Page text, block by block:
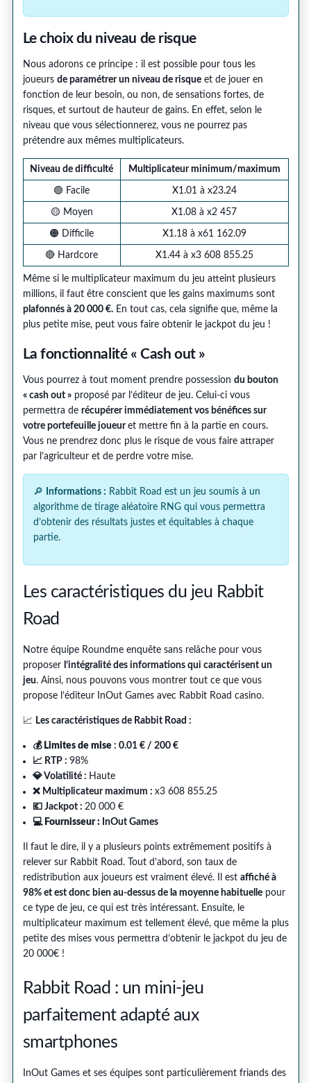
Le choix du niveau de risque
Nous adorons ce principe : il est possible pour tous les
joueurs de paramétrer un niveau de risqueet de jouer en
fonction de leur besoin, ou non, de sensations fortes, de
risques, et surtout de hauteur de gains. En effet, selon le
niveau que vous sélectionnerez, vous ne pourrez pas
prétendre aux mêmes multiplicateurs.
Niveau de difficulté Multiplicateur minimum/maximum
🟢 Facile X1.01 à x23.24
🟡 Moyen X1.08 à x2 457
🟠 Difficile X1.18 à x61 162.09
🔴 Hardcore X1.44 à x3 608 855.25
Même si le multiplicateur maximum du jeu atteint plusieurs
millions, il faut être conscient que les gains maximums sont
plafonnés à 20 000 €.En tout cas, cela signifie que, même la
plus petite mise, peut vous faire obtenir le jackpot du jeu !
La fonctionnalité « Cash out »
Vous pourrez à tout moment prendre possession du bouton
« cash out »proposé par l’éditeur de jeu. Celui-ci vous
permettra de récupérer immédiatement vos bénéfices sur
votre portefeuille joueuret mettre fin à la partie en cours.
Vous ne prendrez donc plus le risque de vous faire attraper
par l’agriculteur et de perdre votre mise.
🔎 Informations : Rabbit Road est un jeu soumis à un
algorithme de tirage aléatoire RNG qui vous permettra
d’obtenir des résultats justes et équitables à chaque
partie.
Les caractéristiques du jeu Rabbit
Road
Notre équipe Roundme enquête sans relâche pour vous
proposer l’intégralité des informations qui caractérisent un
jeu. Ainsi, nous pouvons vous montrer tout ce que vous
propose l’éditeur InOut Games avec Rabbit Road casino.
📈 Les caractéristiques de Rabbit Road :
💰 Limites de mise : 0.01 € / 200 €
📈 RTP : 98%
💎 Volatilité : Haute
❌ Multiplicateur maximum : x3 608 855.25
💶 Jackpot : 20 000 €
💻 Fournisseur : InOut Games
Il faut le dire, il y a plusieurs points extrêmement positifs à
relever sur Rabbit Road. Tout d’abord, son taux de
redistribution aux joueurs est vraiment élevé. Il est affiché à
98% et est donc bien au-dessus de la moyenne habituellepour
ce type de jeu, ce qui est très intéressant. Ensuite, le
multiplicateur maximum est tellement élevé, que même la plus
petite des mises vous permettra d’obtenir le jackpot du jeu de
20 000€ !
Rabbit Road : un mini-jeu
parfaitement adapté aux
smartphones
InOut Games et ses équipes sont particulièrement friands des